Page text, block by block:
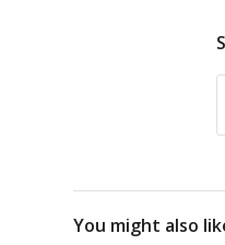
You might also